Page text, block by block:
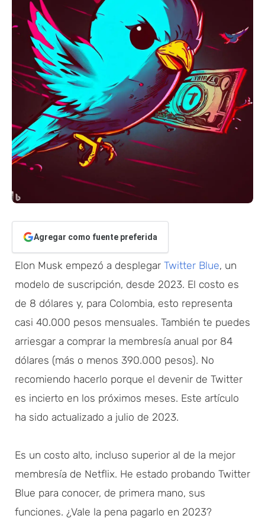
Agregar como fuente preferida
Elon Musk empezó a desplegar Twitter Blue, un
modelo de suscripción, desde 2023. El costo es
de 8 dólares y, para Colombia, esto representa
casi 40.000 pesos mensuales. También te puedes
arriesgar a comprar la membresía anual por 84
dólares (más o menos 390.000 pesos). No
recomiendo hacerlo porque el devenir de Twitter
es incierto en los próximos meses. Este artículo
ha sido actualizado a julio de 2023.
Es un costo alto, incluso superior al de la mejor
membresía de Netflix. He estado probando Twitter
Blue para conocer, de primera mano, sus
funciones. ¿Vale la pena pagarlo en 2023?